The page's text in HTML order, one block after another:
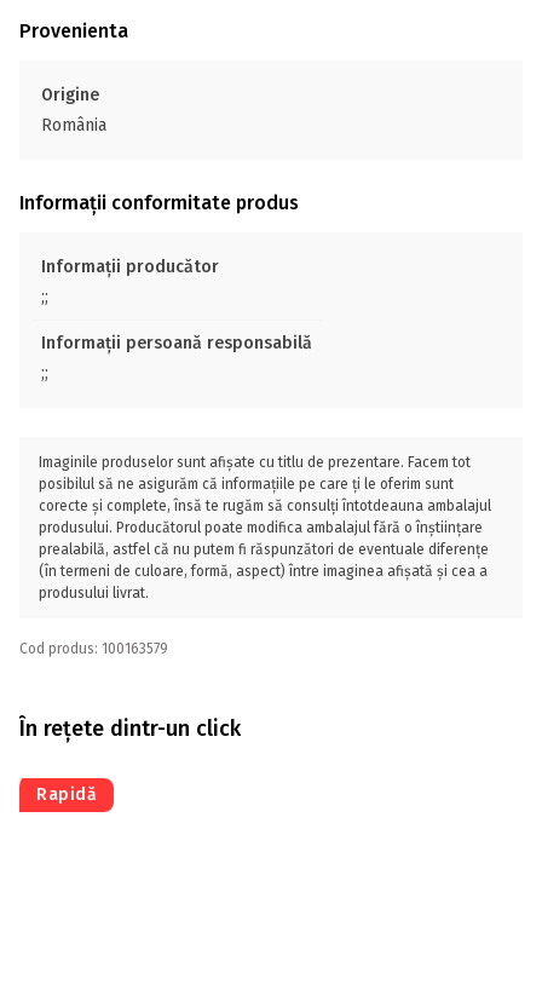
Provenienta
Origine
România
Informații conformitate produs
Informații producător
;;
Informații persoană responsabilă
;;
Imaginile produselor sunt afișate cu titlu de prezentare. Facem tot
posibilul să ne asigurăm că informațiile pe care ți le oferim sunt
corecte și complete, însă te rugăm să consulți întotdeauna ambalajul
produsului. Producătorul poate modifica ambalajul fără o înștiințare
prealabilă, astfel că nu putem fi răspunzători de eventuale diferențe
(în termeni de culoare, formă, aspect) între imaginea afișată și cea a
produsului livrat.
Cod produs: 100163579
În rețete dintr-un click
Rapidă